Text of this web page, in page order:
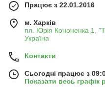
Працює з 22.01.2016
м. Харків
пл. Юрія Кононенка 1,
Україна
Контакти
Сьогодні працює з
Показати весь графік